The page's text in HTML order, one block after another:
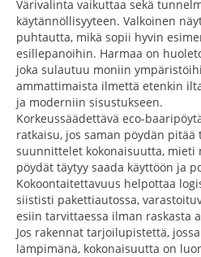
Värivalinta vaikuttaa sekä
käytännöllisyyteen. Valkoinen
puhtautta, mikä sopii hyvin
esillepanoihin. Harmaa on
joka sulautuu moniin
ammattimaista ilmettä etenkin
ja moderniin sisustukseen.
Korkeussäädettävä eco-
ratkaisu, jos saman pöydän
suunnittelet kokonaisuutta, mieti
pöydät täytyy saada käyttöön ja
Kokoontaitettavuus helpottaa
siististi pakettiautossa,
esiin tarvittaessa ilman raskasta
Jos rakennat tarjoilupistettä,
lämpimänä, kokonaisuutta on